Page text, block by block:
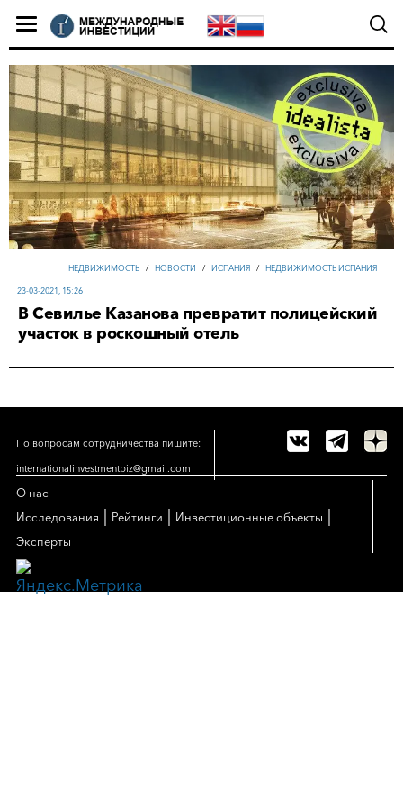
НЕДВИЖИМОСТЬ / НОВОСТИ / ИСПАНИЯ / НЕДВИЖИМОСТЬ ИСПАНИЯ
23-03-2021, 15:26
В Севилье Казанова превратит полицейский
участок в роскошный отель
По вопросам сотрудничества пишите:
internationalinvestmentbiz@gmail.com
О нас
Исследования
Рейтинги Инвестиционные объекты
Эксперты